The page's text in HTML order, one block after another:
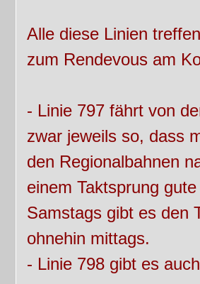
Alle diese Linien
zum Rendevous am
- Linie 797 fährt von
zwar jeweils so, dass
den Regionalbahnen
einem Taktsprung
Samstags gibt es den
ohnehin mittags.
- Linie 798 gibt es